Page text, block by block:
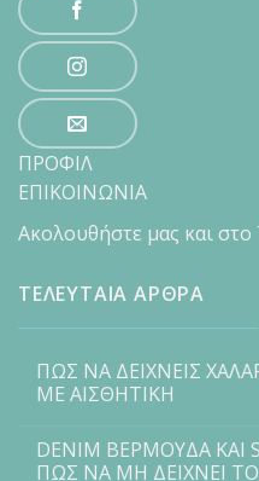
ΠΡΟΦΙΛ
ΕΠΙΚΟΙΝΩΝΙΑ
Ακολουθήστε μας και
ΤΕΛΕΥΤΑΙΑ ΑΡΘΡΑ
ΠΩΣ ΝΑ ΔΕΙΧΝΕΙΣ
ΜΕ ΑΙΣΘΗΤΙΚΗ
DENIM ΒΕΡΜΟΥΔΑ ΚΑΙ
ΠΩΣ ΝΑ ΜΗ ΔΕΙΧΝΕΙ ΤΟ